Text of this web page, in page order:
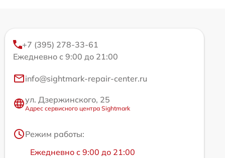
+7 (395) 278-33-61
Ежедневно с 9:00 до 21:00
info@sightmark-repair-center.ru
ул. Дзержинского, 25
Адрес сервисного центра Sightmark
Режим работы:
Ежедневно с 9:00 до 21:00